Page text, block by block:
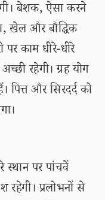
बेशक, ऐसा करने
खेल और बौद्धिक
पर काम धीरे-धीरे
रहेगी। ग्रह योग
पित्त और सिरदर्द को
स्थान पर पांचवें
प्रलोभनों से